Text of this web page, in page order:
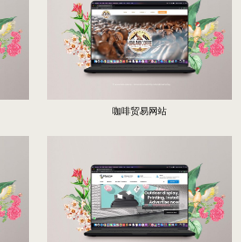
咖啡贸易网站